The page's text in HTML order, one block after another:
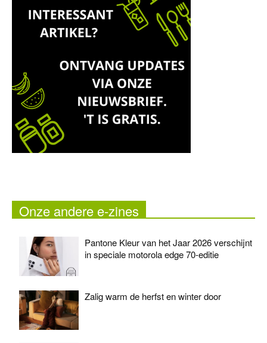
Onze andere e-zines
Pantone Kleur van het Jaar 2026 verschijnt
in speciale motorola edge 70-editie
Zalig warm de herfst en winter door